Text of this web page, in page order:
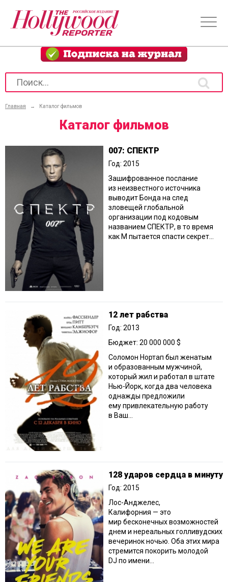
Главная → Каталог фильмов
Каталог фильмов
007: СПЕКТР
Год: 2015
Зашифрованное послание
из неизвестного источника
выводит Бонда на след
зловещей глобальной
организации под кодовым
названием СПЕКТР, в то время
как М пытается спасти секрет...
12 лет рабства
Год: 2013
Бюджет: 20 000 000 $
Соломон Нортап был женатым
и образованным мужчиной,
который жил и работал в штате
Нью-Йорк, когда два человека
однажды предложили
ему привлекательную работу
в Ваш...
128 ударов сердца в минуту
Год: 2015
Лос-Анджелес,
Калифорния — это
мир бесконечных возможностей
днем и нереальных голливудских
вечеринок ночью. Оба этих мира
стремится покорить молодой
DJ по имени...